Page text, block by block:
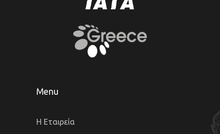
Menu
Η Εταιρεία